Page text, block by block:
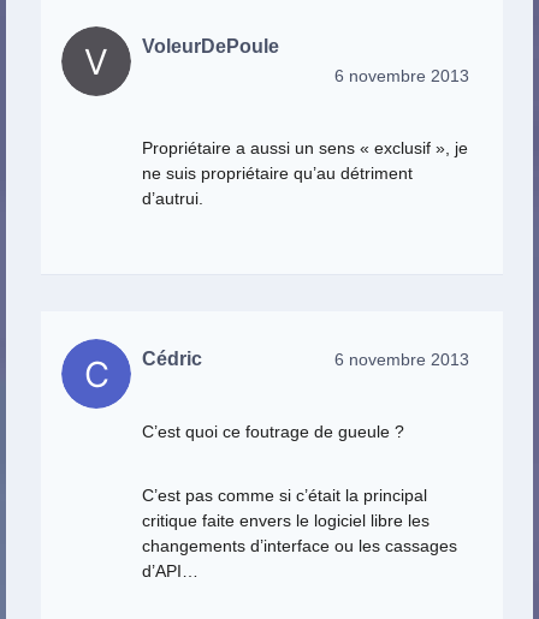
VoleurDePoule
6 novembre 2013
Propriétaire a aussi un sens « exclusif », je
ne suis propriétaire qu’au détriment
d’autrui.
Cédric 6 novembre 2013
C’est quoi ce foutrage de gueule ?
C’est pas comme si c’était la principal
critique faite envers le logiciel libre les
changements d’interface ou les cassages
d’API…